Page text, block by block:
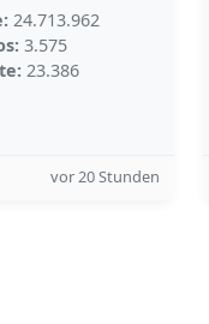
24.713.962
3.575
23.386
vor 20 Stunden